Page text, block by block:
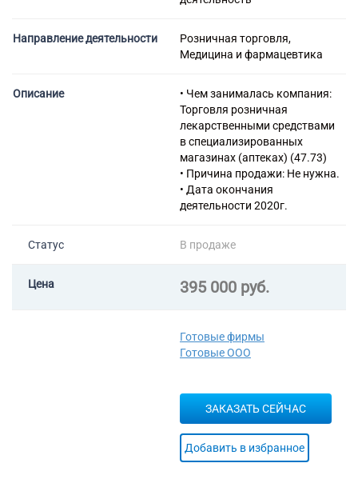
Направление деятельности
Розничная торговля,
Медицина и фармацевтика
Описание
• Чем занималась компания:
Торговля розничная
лекарственными средствами
в специализированных
магазинах (аптеках) (47.73)
• Причина продажи: Не нужна.
• Дата окончания
деятельности 2020г.
Статус В продаже
Цена 395 000 руб.
Готовые фирмы
Готовые ООО
ЗАКАЗАТЬ СЕЙЧАС
Добавить в избранное